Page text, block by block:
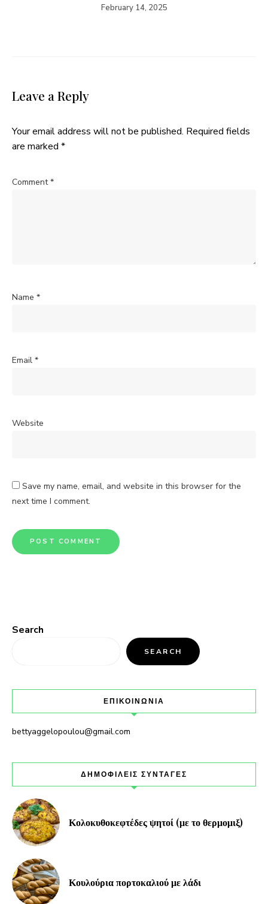
February 14, 2025
Leave a Reply
Your email address will not be published. Required fields
are marked *
Comment*
Name *
Email *
Website
Save my name, email, and website in this browser for the
next time I comment.
Search
SEARCH
ΕΠΙΚΟΙΝΩΝΙΑ
bettyaggelopoulou@gmail.com
ΔΗΜΟΦΙΛΕΙΣ ΣΥΝΤΑΓΕΣ
Κολοκυθοκεφτέδες ψητοί (με το θερμομιξ)
Κουλούρια πορτοκαλιού με λάδι